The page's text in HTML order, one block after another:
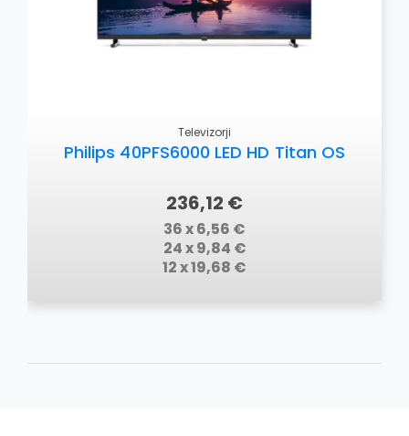
Televizorji
Philips 40PFS6000 LED HD Titan OS
236,12 €
36 x 6,56 €
24 x 9,84 €
12 x 19,68 €